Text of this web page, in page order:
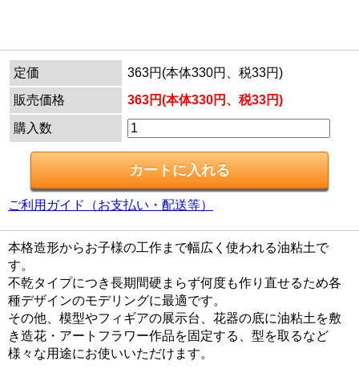
定価
363円(本体330円、税33円)
販売価格
363円(本体330円、税33円)
購入数
ご利用ガイド（お支払い・配送等）
本格造形からお子様の工作まで幅広く使われる油粘土で
す。
不乾タイプにつき長期間硬まらず何度も作り直せるため各
種デザインのモデリングに最適です。
その他、模型やフィギアの展示台、花器の底に油粘土を敷
き造花・アートフラワー作品を固定する、型を取るなど
様々な用途にお使いいただけます。